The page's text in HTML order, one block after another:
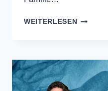
Die Frage, ob
WEITERLESEN NORMAN
RITTER